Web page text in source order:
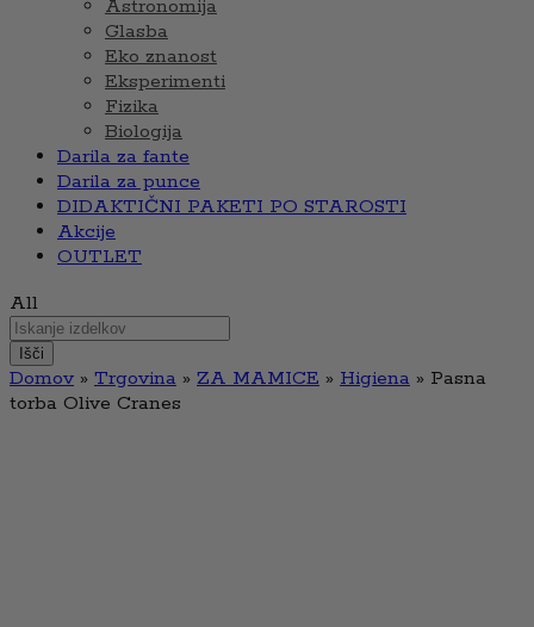
Astronomija
Glasba
Eko znanost
Eksperimenti
Fizika
Biologija
Darila za fante
Darila za punce
DIDAKTIČNI PAKETI PO STAROSTI
Akcije
OUTLET
All
Išči
Domov » Trgovina » ZA MAMICE » Higiena » Pasna
torba Olive Cranes